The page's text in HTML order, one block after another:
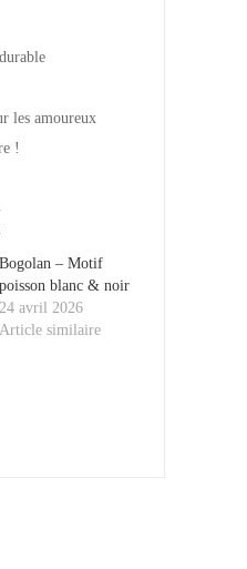
les amoureux
!
Bogolan – Motif
poisson blanc & noir
24 avril 2026
Article similaire